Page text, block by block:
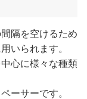
隔を空けるため
いられます。
心に様々な種類
ーサーです。